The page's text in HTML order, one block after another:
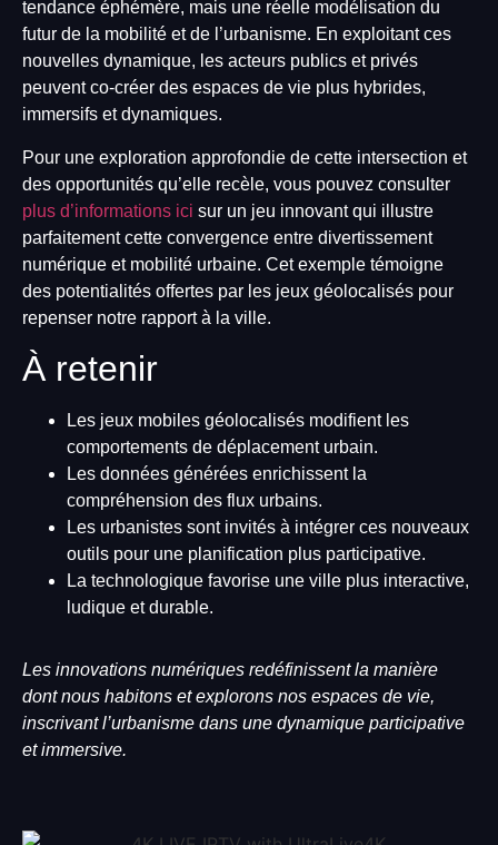
tendance éphémère, mais une réelle modélisation du
futur de la mobilité et de l’urbanisme. En exploitant ces
nouvelles dynamique, les acteurs publics et privés
peuvent co-créer des espaces de vie plus hybrides,
immersifs et dynamiques.
Pour une exploration approfondie de cette intersection et
des opportunités qu’elle recèle, vous pouvez consulter
plus d’informations ici sur un jeu innovant qui illustre
parfaitement cette convergence entre divertissement
numérique et mobilité urbaine. Cet exemple témoigne
des potentialités offertes par les jeux géolocalisés pour
repenser notre rapport à la ville.
À retenir
Les jeux mobiles géolocalisés modifient les
comportements de déplacement urbain.
Les données générées enrichissent la
compréhension des flux urbains.
Les urbanistes sont invités à intégrer ces nouveaux
outils pour une planification plus participative.
La technologique favorise une ville plus interactive,
ludique et durable.
Les innovations numériques redéfinissent la manière
dont nous habitons et explorons nos espaces de vie,
inscrivant l’urbanisme dans une dynamique participative
et immersive.